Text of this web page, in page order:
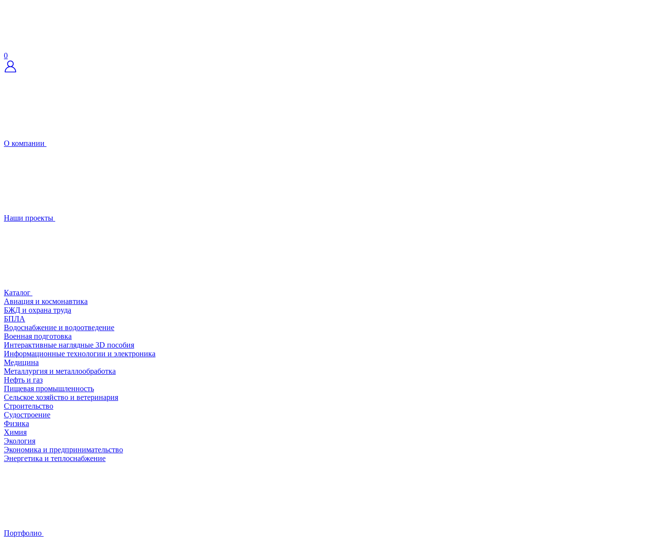
0
О компании
Наши проекты
Каталог
Авиация и космонавтика
БЖД и охрана труда
БПЛА
Водоснабжение и водоотведение
Военная подготовка
Интерактивные наглядные 3D пособия
Информационные технологии и электроника
Медицина
Металлургия и металлообработка
Нефть и газ
Пищевая промышленность
Сельское хозяйство и ветеринария
Строительство
Судостроение
Физика
Химия
Экология
Экономика и предпринимательство
Энергетика и теплоснабжение
Портфолио